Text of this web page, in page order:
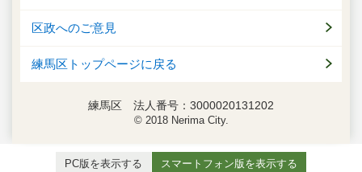
区政へのご意見
練馬区トップページに戻る
練馬区 法人番号：3000020131202
© 2018 Nerima City.
PC版を表示する スマートフォン版を表示する